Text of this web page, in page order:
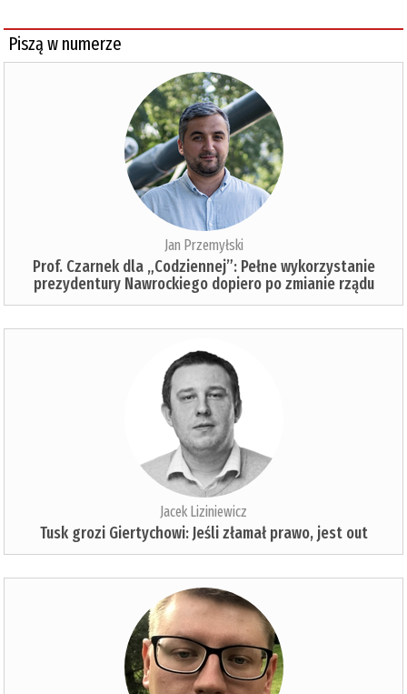
Piszą w numerze
Jan Przemyłski
Prof. Czarnek dla „Codziennej”: Pełne wykorzystanie
prezydentury Nawrockiego dopiero po zmianie rządu
Jacek Liziniewicz
Tusk grozi Giertychowi: Jeśli złamał prawo, jest out